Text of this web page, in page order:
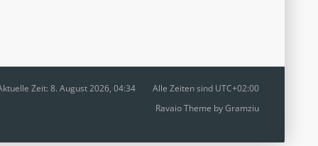
Alle Zeiten sind UTC+02:00
Zeit: 8. August 2026, 04:34
Ravaio Theme byGramziu